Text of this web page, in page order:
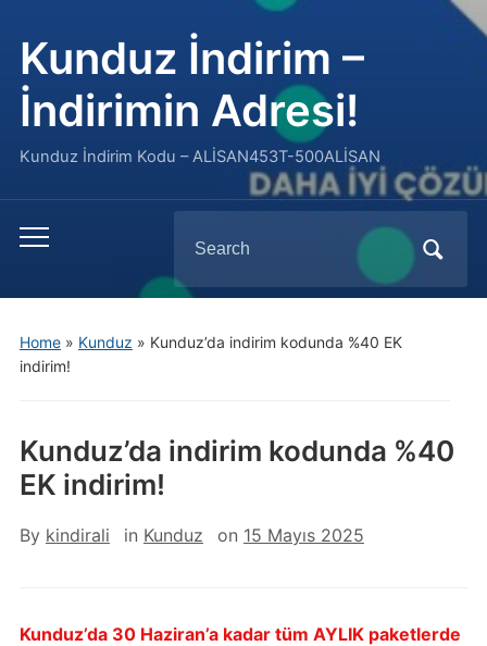
Kunduz İndirim –
İndirimin Adresi!
Kunduz İndirim Kodu – ALİSAN453T-500ALİSAN
Toggle
menu
for:
Home» Kunduz » Kunduz’da indirim kodunda %40 EK
indirim!
Kunduz’da indirim kodunda %40
EK indirim!
By kindirali in Kunduz on 15 Mayıs 2025
Kunduz’da 30 Haziran’a kadar tüm AYLIK paketlerde